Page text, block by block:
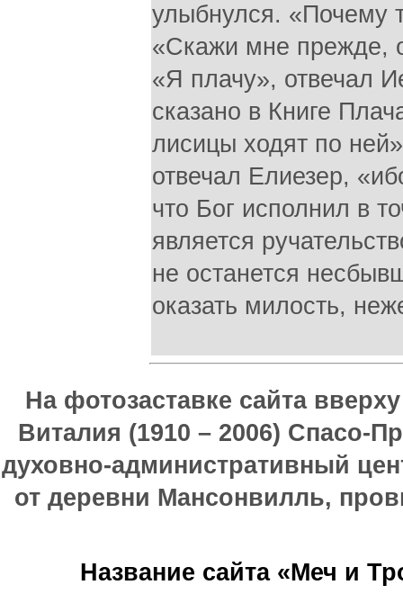
улыбнулся.
«Скажи мне прежде,
«Я плачу», отвечал
сказано в Книге
лисицы ходят по
отвечал Елиезер,
что Бог исполнил в
является
не останется
оказать милость,
На фотозаставке сайта
Виталия (1910 – 2006) Спасо-
духовно-административный
от деревни Мансонвилль,
Название сайта «Меч и